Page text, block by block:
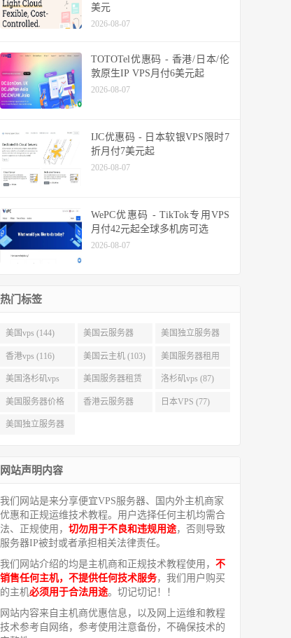
美元
2026-08-07
TOTOTel优惠码 - 香港/日本/伦
敦原生IP VPS月付6美元起
2026-08-07
IJC优惠码 - 日本软银VPS限时7
折月付7美元起
2026-08-07
WePC优惠码 - TikTok专用VPS
月付42元起全球多机房可选
2026-08-07
热门标签
美国vps (144) 美国云服务器
(143)
美国独立服务器
(118)
香港vps (116) 美国云主机 (103) 美国服务器租用
(99)
美国洛杉矶vps
(94)
美国服务器租赁
(91)
洛杉矶vps (87)
美国服务器价格
(82)
香港云服务器 日本VPS (77)
美国独立服务器
网站声明内容
我们网站是来分享便宜VPS服务器、国内外主机商家
优惠和正规运维技术教程。用户选择任何主机均需合
法、正规使用， 切勿用于不良和违规用途，否则导致
服务器IP被封或者承担相关法律责任。
我们网站介绍的均是主机商和正规技术教程使用， 不
销售任何主机，不提供任何技术服务，我们用户购买
的主机必须用于合法用途。切记切记！！
网站内容来自主机商优惠信息，以及网上运维和教程
技术参考自网络，参考使用注意备份，不确保技术的